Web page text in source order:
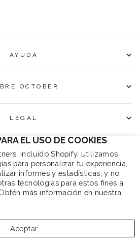
EL USO DE COOKIES
incluido Shopify, utilizamos
para personalizar tu experiencia,
informes y estadísticas, y no
tecnologías para estos fines a
más información en nuestra
Aceptar
PEDIDO SI TE SUSCRIBES
y consigue un 10% dto en tu
no acumulable a otras
o descuentos.
(esc)"
AYUDA
OCTOBER
LEGAL
COMPRA